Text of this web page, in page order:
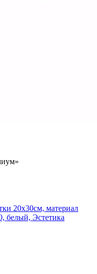
20х30см, материал
белый, Эстетика